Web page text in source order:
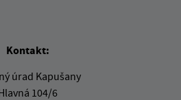
Kontakt:
úrad Kapušany
104/6